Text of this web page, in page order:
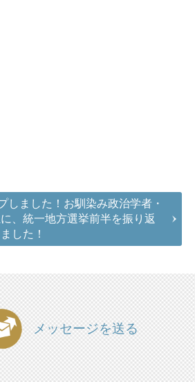
しました！お馴染み政治学者・
、統一地方選挙前半を振り返
した！
メッセージを送る